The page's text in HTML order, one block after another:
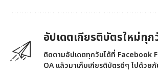
อัปเดตเกียรติบัตรใหม่ทุก
ติดตามอัปเดตทุกวันได้ที่ Facebook
OA แล้วมาเก็บเกียรติบัตรดีๆ ไปด้วย